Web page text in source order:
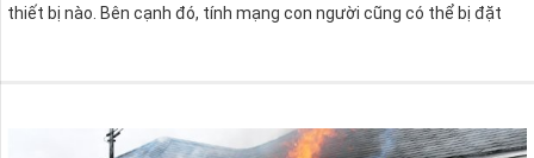
thiết bị nào. Bên cạnh đó, tính mạng con người cũng có thể bị đặt